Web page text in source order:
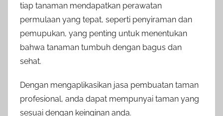
tiap tanaman mendapatkan perawatan
permulaan yang tepat, seperti penyiraman dan
pemupukan, yang penting untuk menentukan
bahwa tanaman tumbuh dengan bagus dan
sehat.
Dengan mengaplikasikan jasa pembuatan taman
profesional, anda dapat mempunyai taman yang
sesuai dengan keinginan anda.